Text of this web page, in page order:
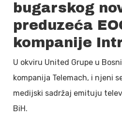
bugarskog
preduzeća
kompanije
U okviru United Grupe u
kompanija Telemach, i njeni
medijski sadržaj emituju
BiH.